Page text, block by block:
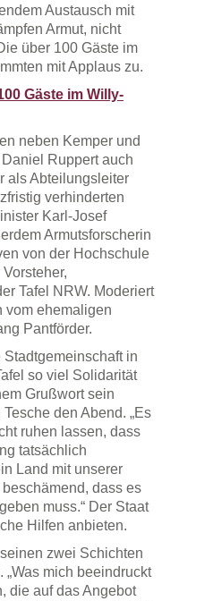
Austausch mit
Armut, nicht
über 100 Gäste im
mit Applaus zu.
Gäste im Willy-
neben Kemper und
Ruppert auch
als Abteilungsleiter
verhinderten
Karl-Josef
Armutsforscherin
von der Hochschule
Tafel NRW. Moderiert
vom ehemaligen
Pantförder.
Stadtgemeinschaft in
so viel Solidarität
Grußwort sein
den Abend. „Es
ruhen lassen, dass
tatsächlich
Land mit unserer
dass es
muss.“ Der Staat
Hilfen anbieten.
zwei Schichten
„Was mich beeindruckt
die auf das Angebot